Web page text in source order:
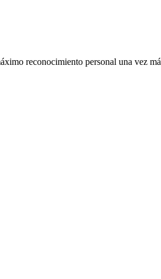
reconocimiento personal una vez